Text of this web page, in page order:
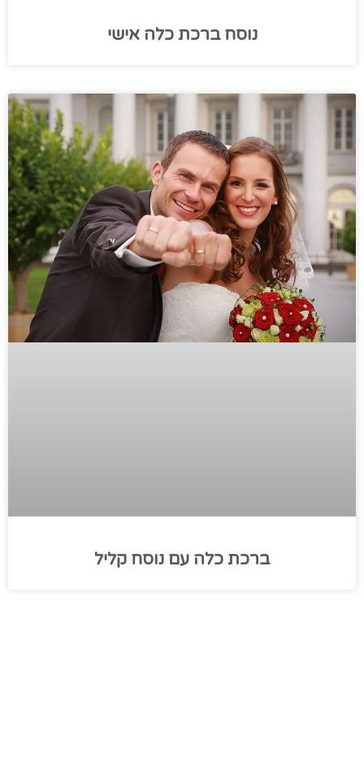
נוסח ברכת כלה אישי
ברכת כלה עם נוסח קליל